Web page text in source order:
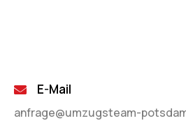
E-Mail
anfrage@umzugsteam-